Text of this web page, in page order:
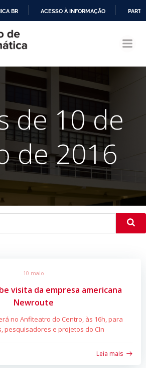
CONTEÚDO
BR ACESSO À INFORMAÇÃO
de 10 de
de 2016
10 maio
visita da empresa americana
Newroute
no Anfiteatro do Centro, às 16h, para
pesquisadores e projetos do CIn
Leia mais